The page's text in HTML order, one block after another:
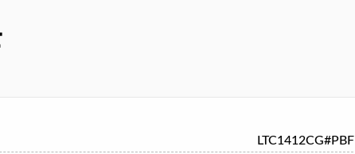
LTC1412CG#PBF